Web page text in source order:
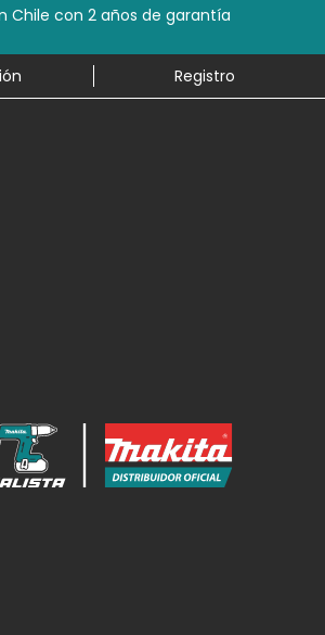
Chile con 2 años de garantía
Registro